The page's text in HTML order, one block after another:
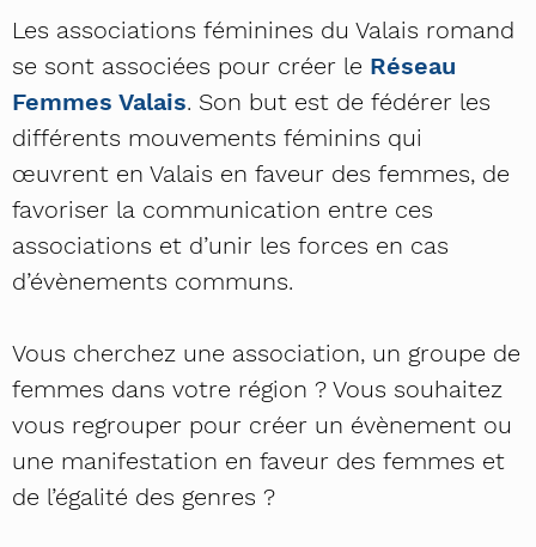
Les associations féminines du Valais romand
se sont associées pour créer le Réseau
Femmes Valais. Son but est de fédérer les
différents mouvements féminins qui
œuvrent en Valais en faveur des femmes, de
favoriser la communication entre ces
associations et d’unir les forces en cas
d’évènements communs.
Vous cherchez une association, un groupe de
femmes dans votre région ? Vous souhaitez
vous regrouper pour créer un évènement ou
une manifestation en faveur des femmes et
de l’égalité des genres ?